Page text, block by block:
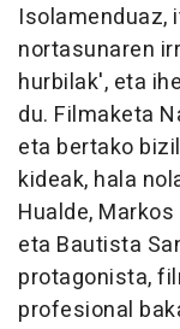
Isolamenduaz,
nortasunaren
hurbilak', eta
du. Filmaketa
eta bertako
kideak, hala
Hualde,
eta Bautista
protagonista,
profesional